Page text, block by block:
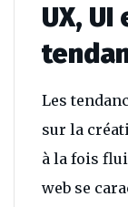
UX,
Les
sur la
à la fois
web se